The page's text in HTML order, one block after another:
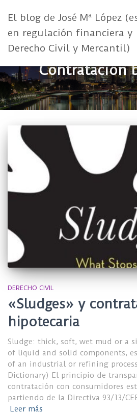
El blog de José Mª López
en regulación financiera y
Derecho Civil y Mercantil)
Contratación
DERECHO CIVIL
«Sludges» y
hipotecaria
Sludge: thick, soft, wet mud or a
of liquid and solid components,
of an industrial or refining
Dictionary) El principio de
contratación con consumidores
partiendo de la Directiva 93/13/
Leer más